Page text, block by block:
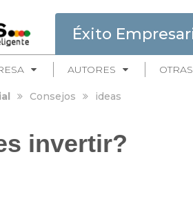
Éxito
AUTORES
Consejos ideas
invertir?